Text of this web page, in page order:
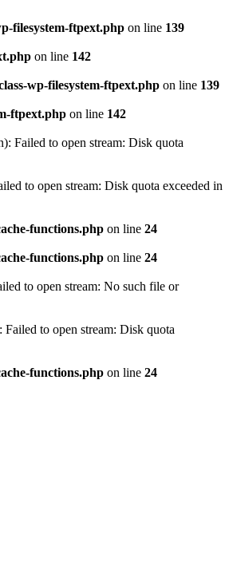
filesystem-ftpext.php on line 139
on line 142
wp-filesystem-ftpext.php on line 139
ftpext.php on line 142
Failed to open stream: Disk quota
to open stream: Disk quota exceeded in
functions.php on line 24
functions.php on line 24
to open stream: No such file or
to open stream: Disk quota
functions.php on line 24